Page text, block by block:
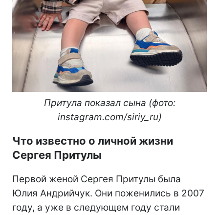
Притула показал сына (фото:
instagram.com/siriy_ru)
Что известно о личной жизни
Сергея Притулы
Первой женой Сергея Притулы была
Юлия Андрийчук. Они поженились в 2007
году, а уже в следующем году стали